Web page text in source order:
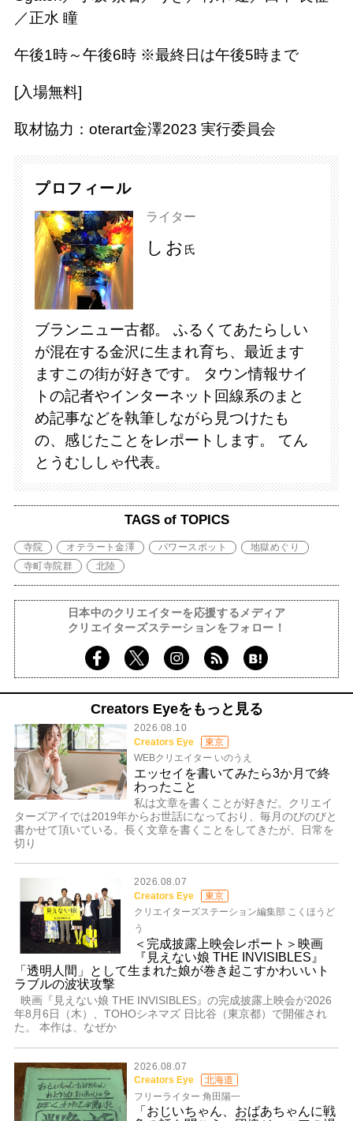
／正水 瞳
午後1時～午後6時 ※最終日は午後5時まで
[入場無料]
取材協力：oterart金澤2023 実行委員会
プロフィール
ライター
しお 氏
ブランニュー古都。 ふるくてあたらしい
が混在する金沢に生まれ育ち、最近ます
ますこの街が好きです。 タウン情報サイ
トの記者やインターネット回線系のまと
め記事などを執筆しながら見つけたも
の、感じたことをレポートします。 てん
とうむししゃ代表。
TAGS of TOPICS
寺院 オテラート金澤 パワースポット
地獄めぐり
寺町寺院群
北陸
日本中のクリエイターを応援するメディア
クリエイターズステーションをフォロー！
Creators Eyeをもっと見る
2026.08.10
Creators Eye
東京
WEBクリエイター いのうえ
エッセイを書いてみたら3か月で終
わったこと
私は文章を書くことが好きだ。クリエイ
ターズアイでは2019年からお世話になっており、毎月のびのびと
書かせて頂いている。長く文章を書くことをしてきたが、日常を
切り
2026.08.07
Creators Eye
東京
クリエイターズステーション編集部 こくほうど
う
＜完成披露上映会レポート＞映画
『見えない娘 THE INVISIBLES』
「透明人間」として生まれた娘が巻き起こすかわいいト
ラブルの波状攻撃
映画『見えない娘 THE INVISIBLES』の完成披露上映会が2026
年8月6日（木）、TOHOシネマズ 日比谷（東京都）で開催され
た。 本作は、なぜか
2026.08.07
Creators Eye
北海道
フリーライター 角田陽一
「おじいちゃん、おばあちゃんに戦